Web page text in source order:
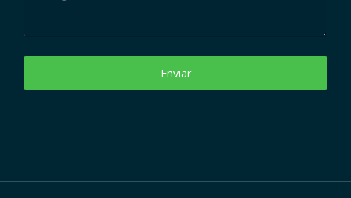
Enviar